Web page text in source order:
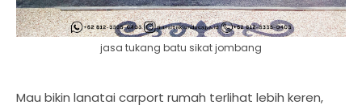
jasa tukang batu sikat jombang
Mau bikin lanatai carport rumah terlihat lebih keren,